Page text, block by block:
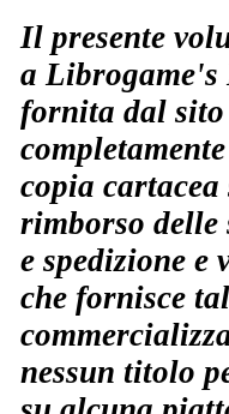
Il presente
a Librogame's
fornita dal
copia cartacea
rimborso delle
e spedizione
che fornisce
nessun titolo